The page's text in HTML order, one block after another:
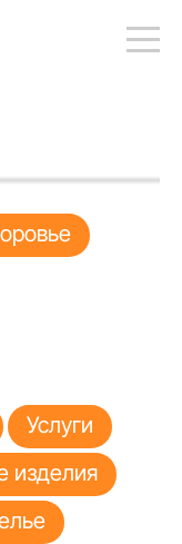
Услуги
изделия